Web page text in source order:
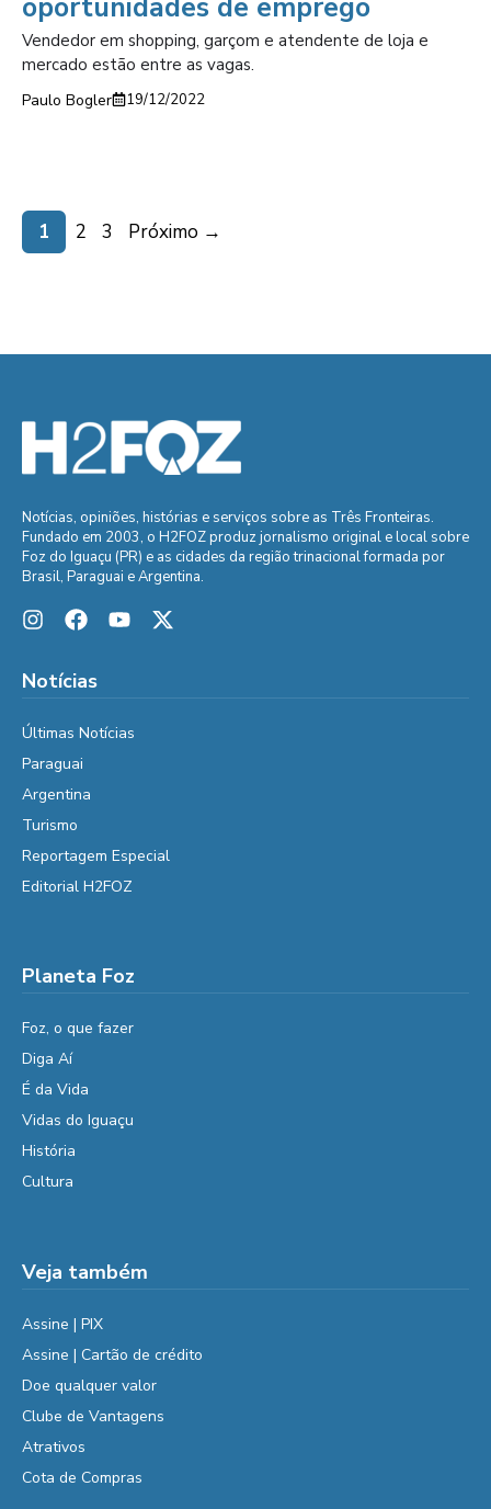
Vendedor em shopping, garçom e atendente de loja e
mercado estão entre as vagas.
Paulo Bogler 19/12/2022
Page
1 Page
2 Page
3 Próximo →
Notícias, opiniões, histórias e serviços sobre as Três Fronteiras.
Fundado em 2003, o H2FOZ produz jornalismo original e local sobre
Foz do Iguaçu (PR) e as cidades da região trinacional formada por
Brasil, Paraguai e Argentina.
Notícias
Últimas Notícias
Paraguai
Argentina
Turismo
Reportagem Especial
Editorial H2FOZ
Planeta Foz
Foz, o que fazer
Diga Aí
É da Vida
Vidas do Iguaçu
História
Cultura
Veja também
Assine | PIX
Assine | Cartão de crédito
Doe qualquer valor
Clube de Vantagens
Atrativos
Cota de Compras